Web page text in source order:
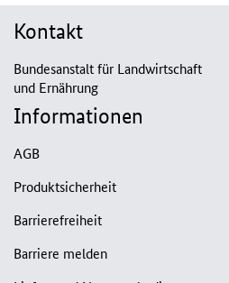
Kontakt
Bundesanstalt für Landwirtschaft
und Ernährung
Informationen
AGB
Produktsicherheit
Barrierefreiheit
Barriere melden